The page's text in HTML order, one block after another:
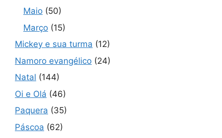
Maio (50)
Março (15)
Mickey e sua turma (12)
Namoro evangélico (24)
Natal (144)
Oi e Olá (46)
Paquera (35)
Páscoa (62)